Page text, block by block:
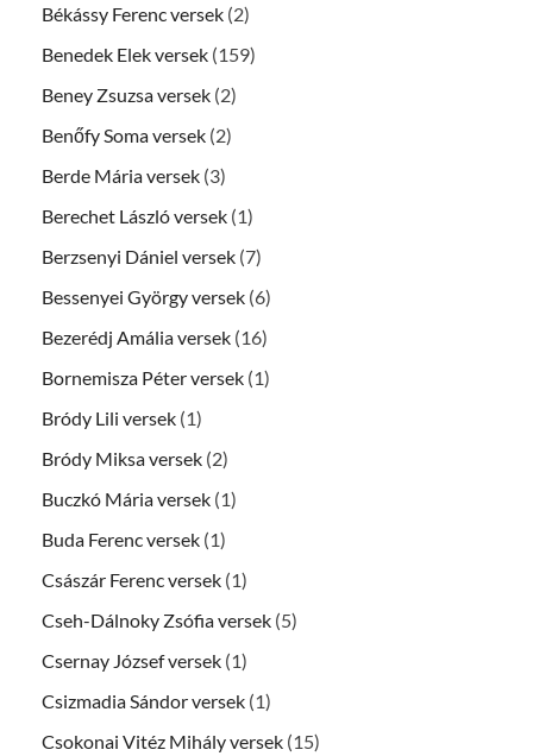
Békássy Ferenc versek (2)
Benedek Elek versek (159)
Beney Zsuzsa versek (2)
Benőfy Soma versek (2)
Berde Mária versek (3)
Berechet László versek (1)
Berzsenyi Dániel versek (7)
Bessenyei György versek (6)
Bezerédj Amália versek (16)
Bornemisza Péter versek (1)
Bródy Lili versek (1)
Bródy Miksa versek (2)
Buczkó Mária versek (1)
Buda Ferenc versek (1)
Császár Ferenc versek (1)
Cseh-Dálnoky Zsófia versek (5)
Csernay József versek (1)
Csizmadia Sándor versek (1)
Csokonai Vitéz Mihály versek (15)